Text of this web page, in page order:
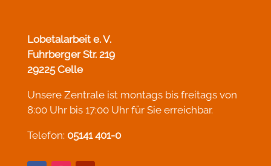
Lobetalarbeit e. V.
Fuhrberger Str. 219
29225 Celle
Unsere Zentrale ist montags bis freitags von
8:00 Uhr bis 17:00 Uhr für Sie erreichbar.
Telefon: 05141 401-0